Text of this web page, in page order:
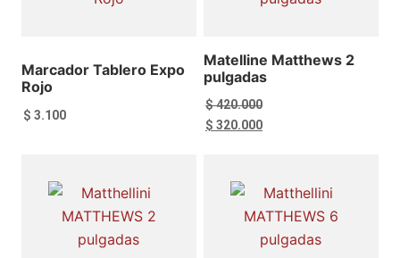
Marcador Tablero Expo
Rojo
$ 3.100
Añadir al carrito
Matelline Matthews 2
pulgadas
$420.000
El
$ 320.000El
es:
Añadir al carrito